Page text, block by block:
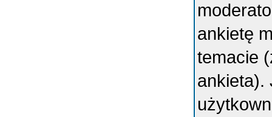
ankietę
temacie
ankieta).